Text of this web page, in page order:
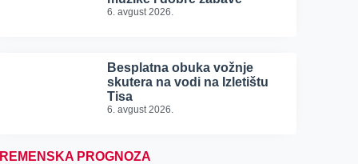
6. avgust 2026.
Besplatna obuka vožnje
skutera na vodi na Izletištu
Tisa
6. avgust 2026.
PROGNOZA